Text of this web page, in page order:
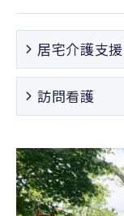
居宅介護支援
訪問看護